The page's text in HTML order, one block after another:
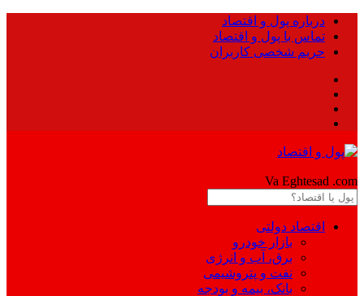
درباره پول و اقتصاد
تماس با پول و اقتصاد
حریم شخصی کاربران
Va Eghtesad .com
اقتصاد دولتی
بازار خودرو
برق، آب و انرژی
نفت و پتروشیمی
بانک، بیمه و بودجه